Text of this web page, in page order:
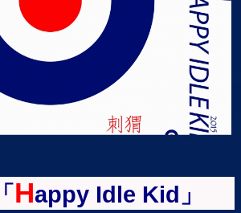
「 Happy Idle Kid」